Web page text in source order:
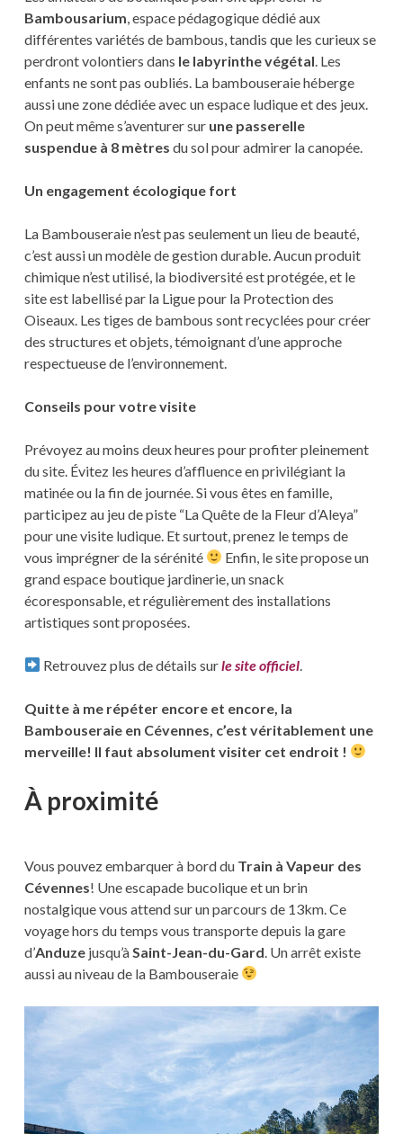
Bambousarium , espace pédagogique dédié aux
différentes variétés de bambous, tandis que les curieux se
perdront volontiers dans le labyrinthe végétal . Les
enfants ne sont pas oubliés. La bambouseraie héberge
aussi une zone dédiée avec un espace ludique et des jeux.
On peut même s’aventurer sur une passerelle
suspendue à 8 mètres du sol pour admirer la canopée.
Un engagement écologique fort
La Bambouseraie n’est pas seulement un lieu de beauté,
c’est aussi un modèle de gestion durable. Aucun produit
chimique n’est utilisé, la biodiversité est protégée, et le
site est labellisé par la Ligue pour la Protection des
Oiseaux. Les tiges de bambous sont recyclées pour créer
des structures et objets, témoignant d’une approche
respectueuse de l’environnement.
Conseils pour votre visite
Prévoyez au moins deux heures pour profiter pleinement
du site. Évitez les heures d’affluence en privilégiant la
matinée ou la fin de journée. Si vous êtes en famille,
participez au jeu de piste “La Quête de la Fleur d’Aleya”
pour une visite ludique. Et surtout, prenez le temps de
vous imprégner de la sérénité
Enfin, le site propose un
grand espace boutique jardinerie, un snack
écoresponsable, et régulièrement des installations
artistiques sont proposées.
Retrouvez plus de détails surle site officiel
Quitte à me répéter encore et encore, la
Bambouseraie en Cévennes, c’est véritablement une
merveille! Il faut absolument visiter cet endroit !
À proximité
Vous pouvez embarquer à bord du Train à Vapeur des
Cévennes! Une escapade bucolique et un brin
nostalgique vous attend sur un parcours de 13km. Ce
voyage hors du temps vous transporte depuis la gare
d’Anduzejusqu’à Saint-Jean-du-Gard . Un arrêt existe
aussi au niveau de la Bambouseraie